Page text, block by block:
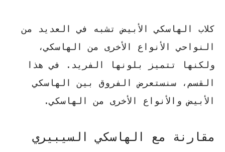
كلاب الهاسكي الأبيض تشبه في العديد من
النواحي الأنواع الأخرى من الهاسكي،
ولكنها تتميز بلونها الفريد. في هذا
القسم، سنستعرض الفروق بين الهاسكي
الأبيض والأنواع الأخرى من الهاسكي.
مقارنة مع الهاسكي السيبيري